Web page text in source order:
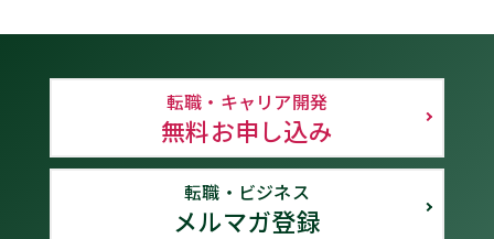
転職・キャリア開発
無料お申し込み
転職・ビジネス
メルマガ登録